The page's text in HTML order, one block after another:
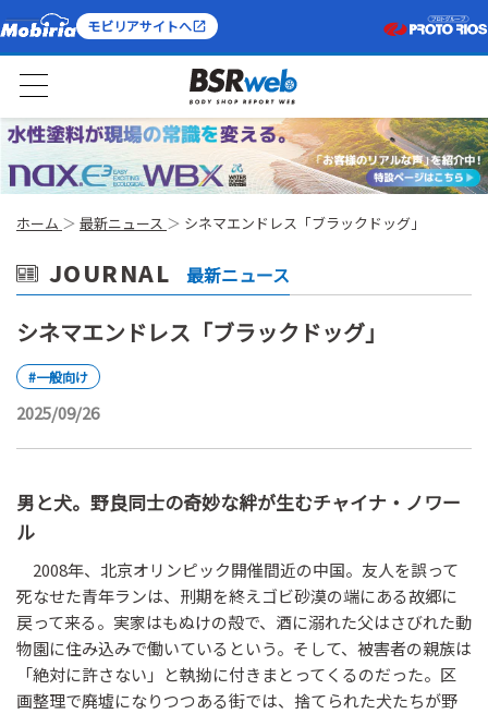
モビリアサイトへ
ホーム 最新ニュース シネマエンドレス「ブラックドッグ」
JOURNAL 最新ニュース
シネマエンドレス「ブラックドッグ」
#一般向け
2025/09/26
男と犬。野良同士の奇妙な絆が生むチャイナ・ノワー
ル
2008年、北京オリンピック開催間近の中国。友人を誤って
死なせた青年ランは、刑期を終えゴビ砂漠の端にある故郷に
戻って来る。実家はもぬけの殻で、酒に溺れた父はさびれた動
物園に住み込みで働いているという。そして、被害者の親族は
「絶対に許さない」と執拗に付きまとってくるのだった。区
画整理で廃墟になりつつある街では、捨てられた犬たちが野